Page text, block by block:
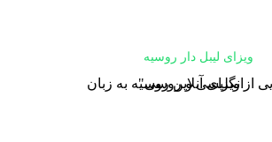
ویزای لیبل دار روسیه